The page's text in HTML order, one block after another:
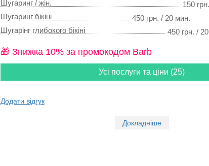
Шугаринг / жін.
150 грн.
Шугаринг бікіні
450 грн. / 20 мин.
Шугарінг глибокого бікіні
450 грн. /
🎁 Знижка 10% за промокодом Barb
Усі послуги та ціни (25)
Додати відгук
Докладніше